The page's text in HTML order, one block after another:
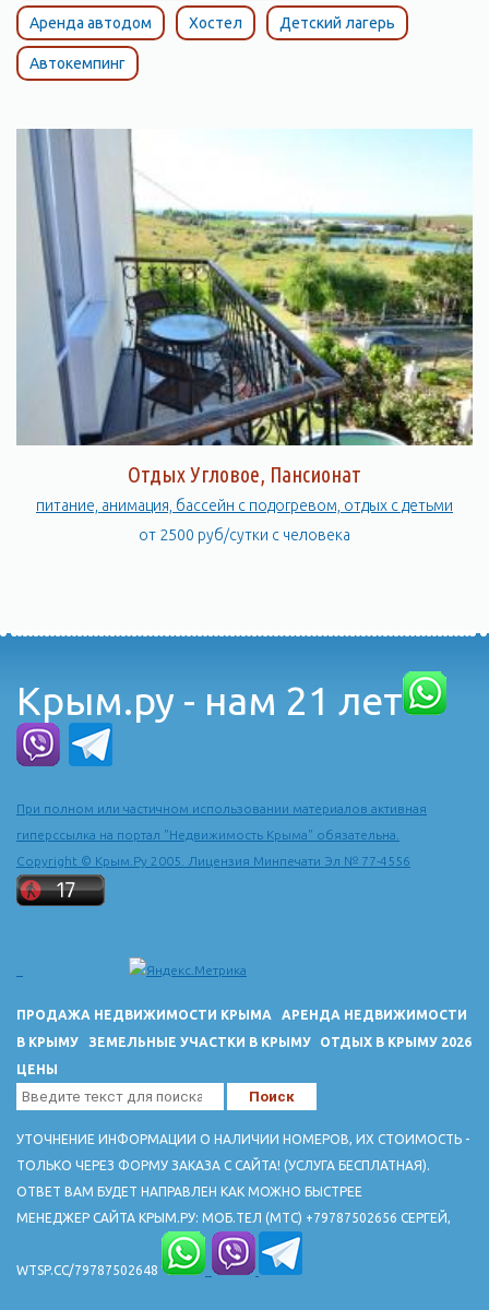
Аренда автодом Хостел Детский лагерь
Автокемпинг
Отдых Угловое, Пансионат
питание, анимация, бассейн с подогревом, отдых с детьми
от 2500 руб/сутки с человека
Крым.ру - нам 21 лет
При полном или частичном использовании материалов активная
гиперссылка на портал "Недвижимость Крыма" обязательна.
Copyright © Крым.Ру 2005. Лицензия Минпечати Эл № 77-4556
ПРОДАЖА НЕДВИЖИМОСТИ КРЫМА
АРЕНДА НЕДВИЖИМОСТИ
В КРЫМУ
ЗЕМЕЛЬНЫЕ УЧАСТКИ В КРЫМУ
ОТДЫХ В КРЫМУ 2026
ЦЕНЫ
УТОЧНЕНИЕ ИНФОРМАЦИИ О НАЛИЧИИ НОМЕРОВ, ИХ СТОИМОСТЬ -
ТОЛЬКО ЧЕРЕЗ ФОРМУ ЗАКАЗА С САЙТА! (УСЛУГА БЕСПЛАТНАЯ).
ОТВЕТ ВАМ БУДЕТ НАПРАВЛЕН КАК МОЖНО БЫСТРЕЕ
МЕНЕДЖЕР САЙТА КРЫМ.РУ: МОБ.ТЕЛ (МТС) +79787502656 СЕРГЕЙ,
WTSP.CC/79787502648